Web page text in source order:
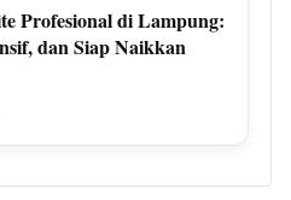
Profesional di Lampung:
dan Siap Naikkan